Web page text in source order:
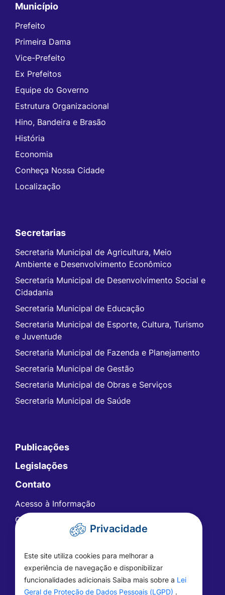
Município
Prefeito
Primeira Dama
Vice-Prefeito
Ex Prefeitos
Equipe do Governo
Estrutura Organizacional
Hino, Bandeira e Brasão
História
Economia
Conheça Nossa Cidade
Localização
Secretarias
Secretaria Municipal de Agricultura, Meio
Ambiente e Desenvolvimento Econômico
Secretaria Municipal de Desenvolvimento Social e
Cidadania
Secretaria Municipal de Educação
Secretaria Municipal de Esporte, Cultura, Turismo
e Juventude
Secretaria Municipal de Fazenda e Planejamento
Secretaria Municipal de Gestão
Secretaria Municipal de Obras e Serviços
Secretaria Municipal de Saúde
Publicações
Legislações
Contato
Acesso à Informação
Ouvidoria
Carta de Serviços
Telefones Úteis
FAQ - Perguntas Frequentes
Privacidade
Este site utiliza cookies para melhorar a
experiência de navegação e disponibilizar
funcionalidades adicionais Saiba mais sobre a Lei
Geral de Proteção de Dados Pessoais (LGPD) .